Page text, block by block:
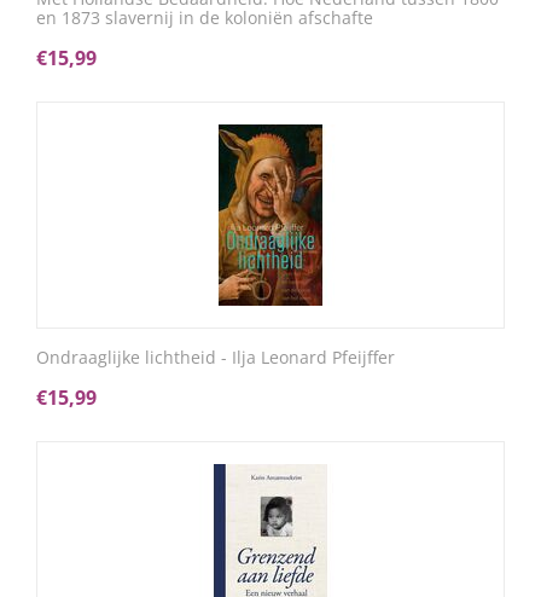
en 1873 slavernij in de koloniën afschafte
€15,99
Ondraaglijke lichtheid - Ilja Leonard Pfeijffer
€15,99